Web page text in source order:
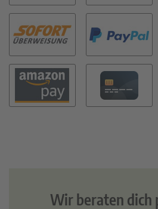
Wir beraten dich